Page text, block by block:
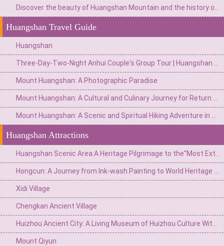
Huangshan Travel Guide
Huangshan
Mount Huangshan: A Photographic Paradise
Huangshan Attractions
Xidi Village
Chengkan Ancient Village
Mount Qiyun